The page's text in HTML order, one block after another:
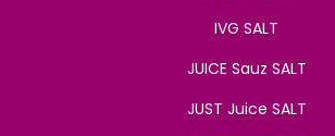
IVG SALT
JUICE Sauz SALT
JUST Juice SALT